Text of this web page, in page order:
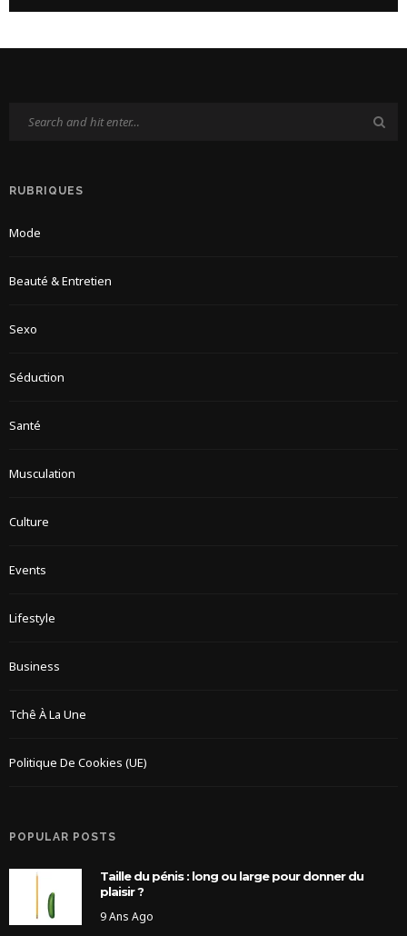
RUBRIQUES
Mode
Beauté & Entretien
Sexo
Séduction
Santé
Musculation
Culture
Events
Lifestyle
Business
Tchê À La Une
Politique De Cookies (UE)
POPULAR POSTS
Taille du pénis : long ou large pour donner du
plaisir ?
9 Ans Ago